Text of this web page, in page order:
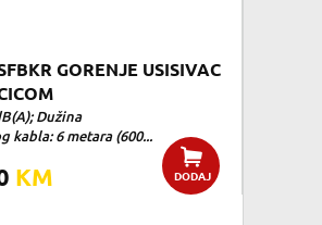
GORENJE USISIVAC
Dužina
kabla: 6 metara (600...
KM DODAJ